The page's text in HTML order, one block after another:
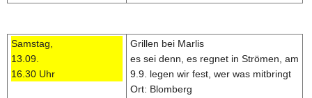
Samstag,
13.09.
16.30 Uhr
Grillen bei Marlis
es sei denn, es regnet in Strömen, am
9.9. legen wir fest, wer was mitbringt
Ort: Blomberg